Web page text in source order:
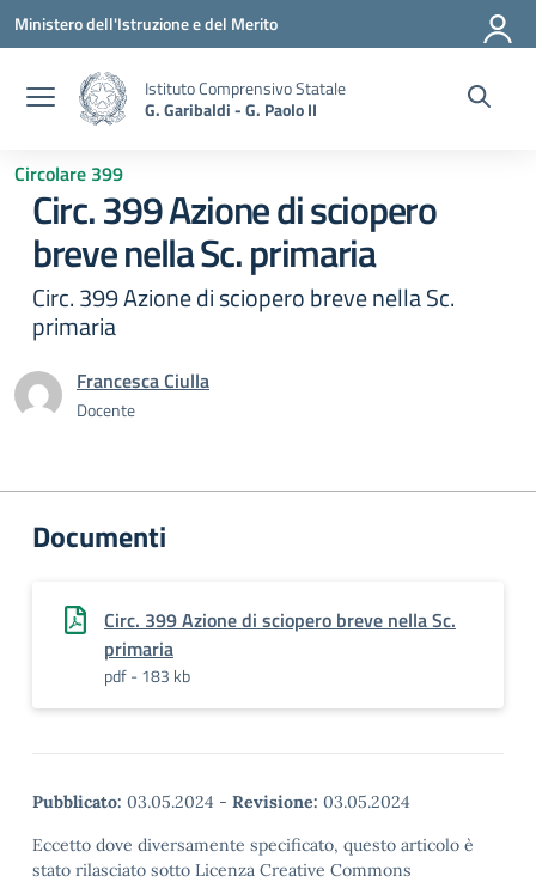
Vai ai contenuti
Vai al menu di navigazione
Vai al footer
Ministero dell'Istruzione e del Merito
Istituto Comprensivo Statale
G. Garibaldi - G. Paolo II
Circolare 399
Circ. 399 Azione di sciopero
breve nella Sc. primaria
Circ. 399 Azione di sciopero breve nella Sc.
primaria
Francesca Ciulla
Docente
Documenti
Circ. 399 Azione di sciopero breve nella Sc.
primaria
pdf - 183 kb
Pubblicato: 03.05.2024 - Revisione: 03.05.2024
Eccetto dove diversamente specificato, questo articolo è
stato rilasciato sotto Licenza Creative Commons